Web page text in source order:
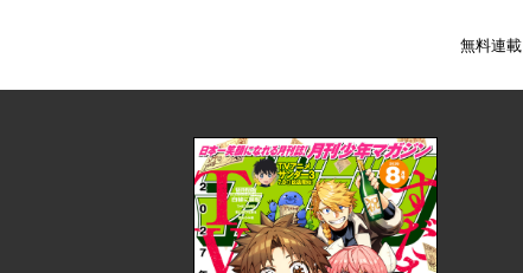
無料連載